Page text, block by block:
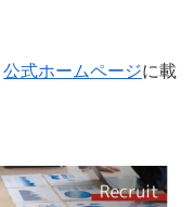
公式ホームページに載